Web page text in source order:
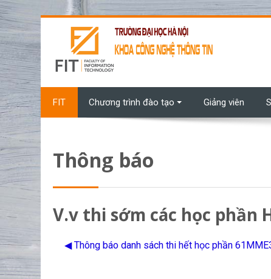
Chuyển tới nội dung chính
FIT Chương trình đào tạo Giảng viên
Thông báo
V.v thi sớm các học phần
◀︎ Thông báo danh sách thi hết học phần